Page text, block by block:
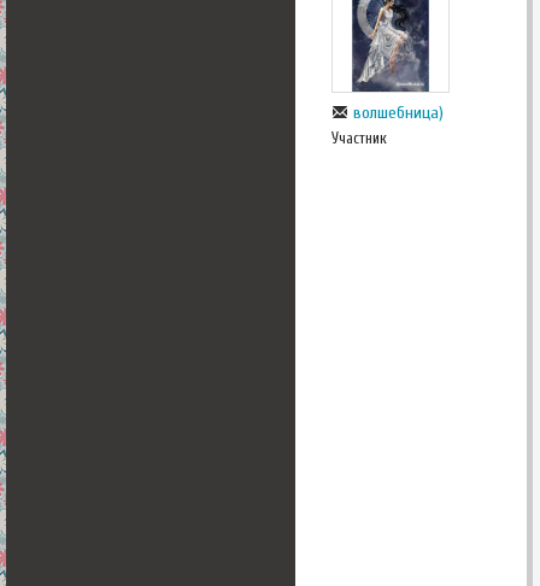
волшебница)
Участник